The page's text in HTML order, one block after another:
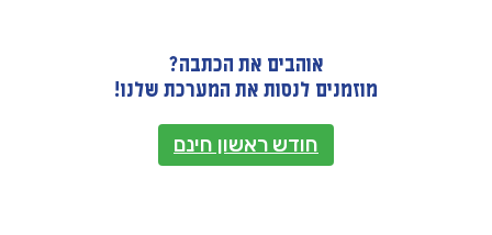
אוהבים את הכתבה?
מוזמנים לנסות את המערכת שלנו!
חודש ראשון חינם